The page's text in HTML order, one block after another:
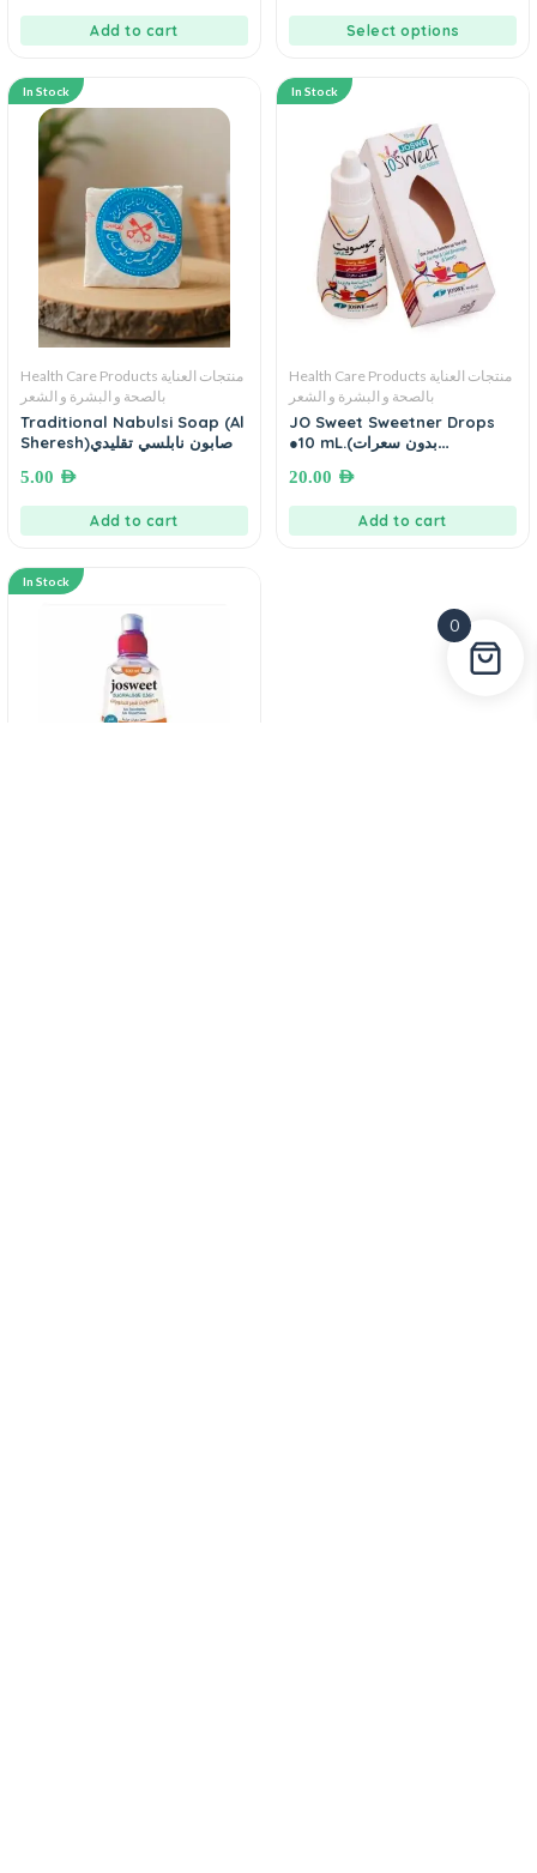
Add to cart Select options
In Stock
Health Care Products منتجات العناية
بالصحة و البشرة و الشعر
Traditional Nabulsi Soap (Al
Sheresh)صابون نابلسي تقليدي
5.00 AED
Add to cart
In Stock
Health Care Products منتجات العناية
بالصحة و البشرة و الشعر
JO Sweet Sweetner Drops
●10 mL.(بدون سعرات
20.00 AED
Add to cart
In Stock
0